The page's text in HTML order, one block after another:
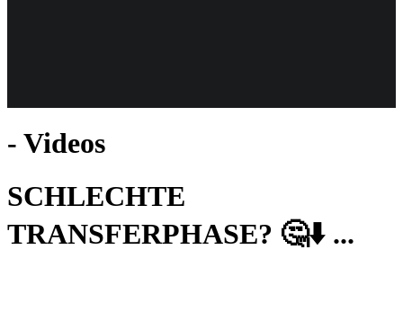
- Videos
SCHLECHTE
TRANSFERPHASE? 🤔⬇️ ...